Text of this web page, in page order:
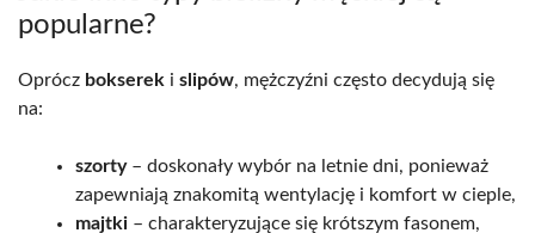
popularne?
Oprócz bokserek i slipów, mężczyźni często decydują się
na:
szorty– doskonały wybór na letnie dni, ponieważ
zapewniają znakomitą wentylację i komfort w cieple,
majtki – charakteryzujące się krótszym fasonem,